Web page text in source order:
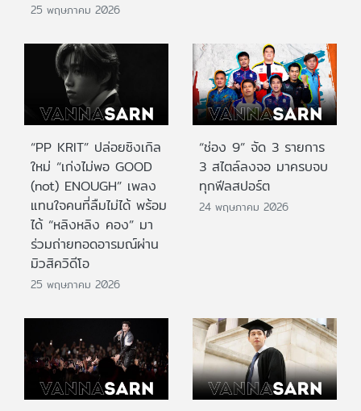
25 พฤษภาคม 2026
“PP KRIT” ปล่อยซิงเกิล
ใหม่ “เก่งไม่พอ GOOD
(not) ENOUGH” เพลง
แทนใจคนที่ลืมไม่ได้ พร้อม
ได้ “หลิงหลิง คอง” มา
ร่วมถ่ายทอดอารมณ์ผ่าน
มิวสิควิดีโอ
25 พฤษภาคม 2026
“ช่อง 9” จัด 3 รายการ
3 สไตล์ลงจอ มาครบจบ
ทุกฟีลสปอร์ต
24 พฤษภาคม 2026